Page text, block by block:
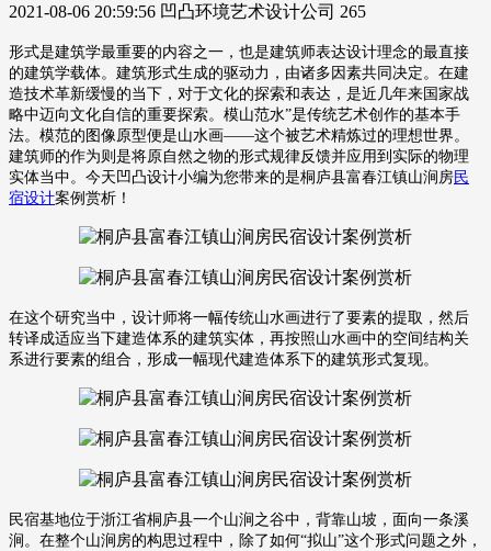
2021-08-06 20:59:56 凹凸环境艺术设计公司 265
形式是建筑学最重要的内容之一，也是建筑师表达设计理念的最直接
的建筑学载体。建筑形式生成的驱动力，由诸多因素共同决定。在建
造技术革新缓慢的当下，对于文化的探索和表达，是近几年来国家战
略中迈向文化自信的重要探索。 模山范水”是传统艺术创作的基本手
法。 模范的图像原型便是山水画——这个被艺术精炼过的理想世界。
建筑师的作为则是将原自然之物的形式规律反馈并应用到实际的物理
实体当中。今天凹凸设计小编为您带来的是桐庐县富春江镇山涧房民
宿设计案例赏析！
在这个研究当中，设计师将一幅传统山水画进行了要素的提取，然后
转译成适应当下建造体系的建筑实体，再按照山水画中的空间结构关
系进行要素的组合，形成一幅现代建造体系下的建筑形式复现。
民宿基地位于浙江省桐庐县一个山涧之谷中，背靠山坡，面向一条溪
涧。 在整个山涧房的构思过程中，除了如何“拟山”这个形式问题之外，